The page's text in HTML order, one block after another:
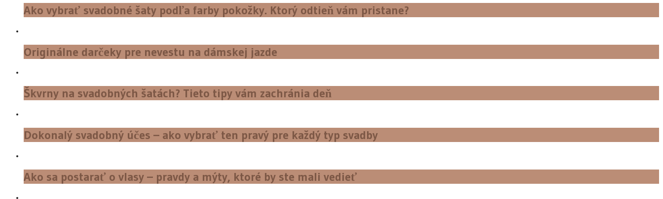
Ako vybrať svadobné šaty podľa farby pokožky. Ktorý odtieň vám pristane?
Originálne darčeky pre nevestu na dámskej jazde
Škvrny na svadobných šatách? Tieto tipy vám zachránia deň
Dokonalý svadobný účes – ako vybrať ten pravý pre každý typ svadby
Ako sa postarať o vlasy – pravdy a mýty, ktoré by ste mali vedieť